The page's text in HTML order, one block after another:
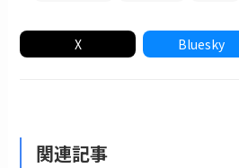
X Bluesky
関連記事